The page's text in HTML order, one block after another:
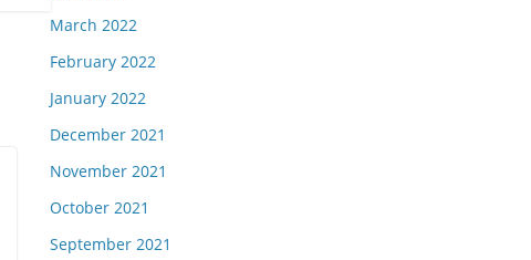
March 2022
February 2022
January 2022
December 2021
November 2021
October 2021
September 2021